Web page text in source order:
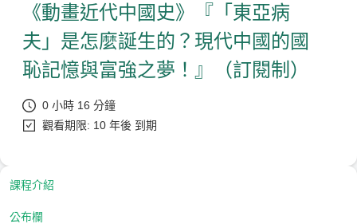
課程介紹
公布欄
《動畫近代中國史》『「東亞病
夫」是怎麼誕生的？現代中國的國
恥記憶與富強之夢！』（訂閱制）
0 小時 16 分鐘
觀看期限: 10 年後 到期